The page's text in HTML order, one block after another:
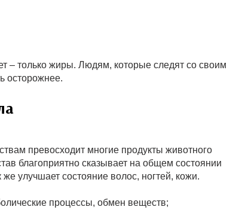
– только жиры. Людям, которые следят со своим
осторожнее.
превосходит многие продукты животного
благоприятно сказывает на общем состоянии
улучшает состояние волос, ногтей, кожи.
процессы, обмен веществ;